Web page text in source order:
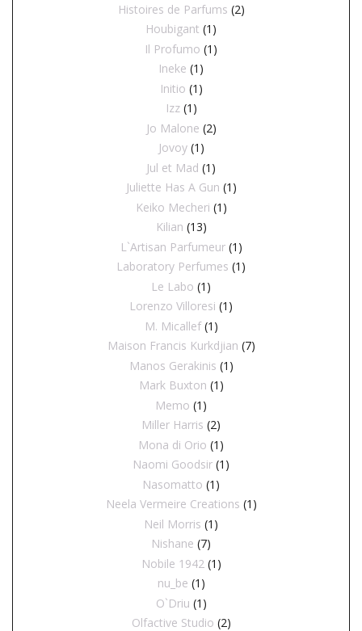
Histoires de Parfums (2)
Houbigant (1)
Il Profumo (1)
Ineke (1)
Initio (1)
Izz (1)
Jo Malone (2)
Jovoy (1)
Jul et Mad (1)
Juliette Has A Gun (1)
Keiko Mecheri (1)
Kilian (13)
L`Artisan Parfumeur (1)
Laboratory Perfumes (1)
Le Labo (1)
Lorenzo Villoresi (1)
M. Micallef (1)
Maison Francis Kurkdjian (7)
Manos Gerakinis (1)
Mark Buxton (1)
Memo (1)
Miller Harris (2)
Mona di Orio (1)
Naomi Goodsir (1)
Nasomatto (1)
Neela Vermeire Creations (1)
Neil Morris (1)
Nishane (7)
Nobile 1942 (1)
nu_be (1)
O`Driu (1)
Olfactive Studio (2)